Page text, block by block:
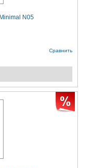
N05
Сравнить